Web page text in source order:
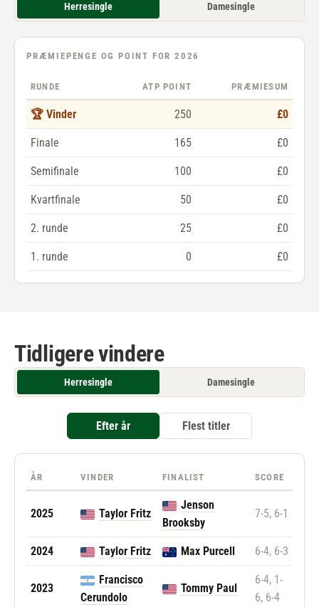
Herresingle Damesingle
PRÆMIEPENGE OG POINT FOR 2026
RUNDE ATP POINT PRÆMIESUM
🏆 Vinder 250 £0
Finale 165 £0
Semifinale 100 £0
Kvartfinale 50 £0
2. runde 25 £0
1. runde 0 £0
Tidligere vindere
Herresingle Damesingle
Efter år Flest titler
ÅR VINDER FINALIST SCORE
2025 Taylor Fritz
Jenson
Brooksby
7-5, 6-1
2024 Taylor Fritz Max Purcell 6-4, 6-3
2023
Francisco
Cerundolo
Tommy Paul
6-4, 1-
6, 6-4